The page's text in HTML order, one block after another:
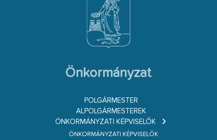
Önkormányzat
POLGÁRMESTER
ALPOLGÁRMESTEREK
ÖNKORMÁNYZATI KÉPVISELŐK
ÖNKORMÁNYZATI KÉPVISELŐK